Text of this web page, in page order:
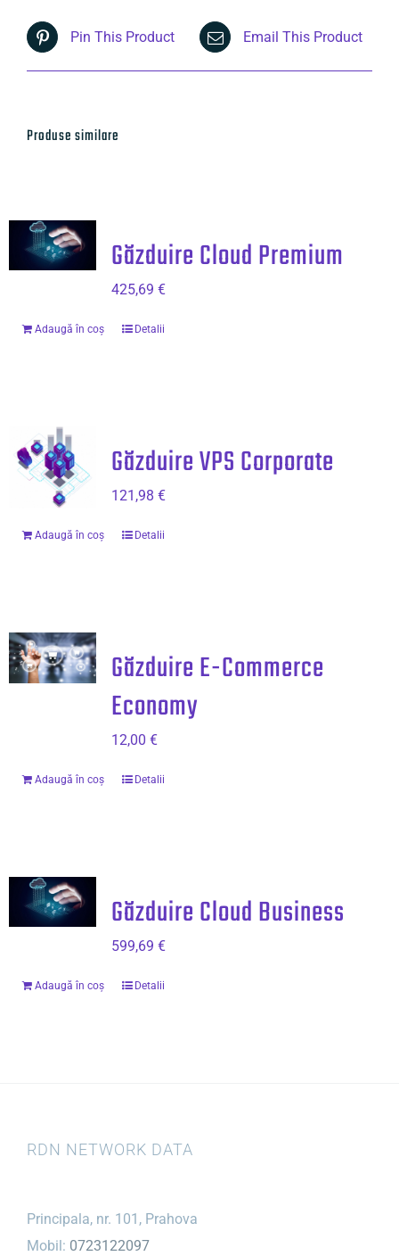
Pin This Product Email This Product
Produse similare
Găzduire Cloud Premium
425,69 €
Adaugă în coș Detalii
Găzduire VPS Corporate
121,98 €
Adaugă în coș Detalii
Găzduire E-Commerce
Economy
12,00 €
Adaugă în coș Detalii
Găzduire Cloud Business
599,69 €
Adaugă în coș Detalii
RDN NETWORK DATA
Principala, nr. 101, Prahova
Mobil: 0723122097